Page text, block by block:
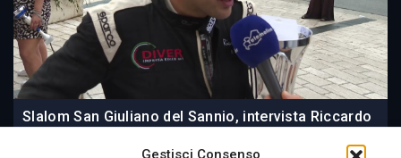
Gestisci Consenso
Slalom San Giuliano del Sannio, intervista Riccardo